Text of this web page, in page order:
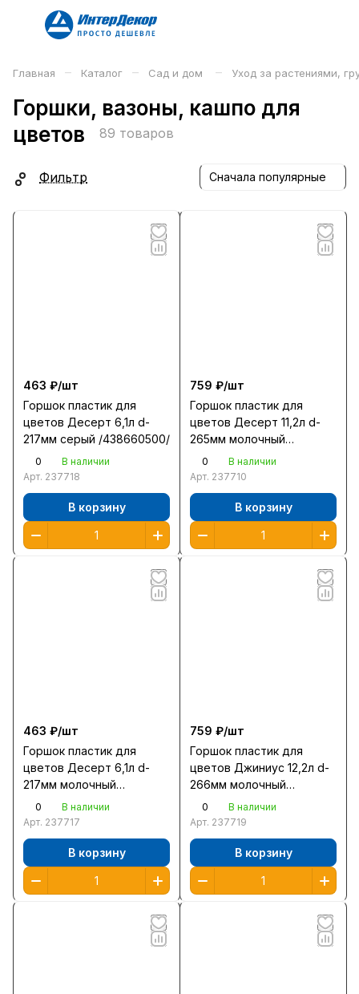
Главная – Каталог – Сад и дом – Уход за растениями,
Горшки, вазоны, кашпо для
цветов
89 товаров
Фильтр Сначала популярные
463 ₽/шт
Горшок пластик для
цветов Десерт 6,1л d-
217мм серый /438660500/
0
В наличии
Арт. 237718
В корзину
759 ₽/шт
Горшок пластик для
цветов Десерт 11,2л d-
265мм молочный
/438670700/
0
В наличии
Арт. 237710
В корзину
463 ₽/шт
Горшок пластик для
цветов Десерт 6,1л d-
217мм молочный
/438660700/
0
В наличии
Арт. 237717
В корзину
759 ₽/шт
Горшок пластик для
цветов Джиниус 12,2л d-
266мм молочный
/437670700/
0
В наличии
Арт. 237719
В корзину